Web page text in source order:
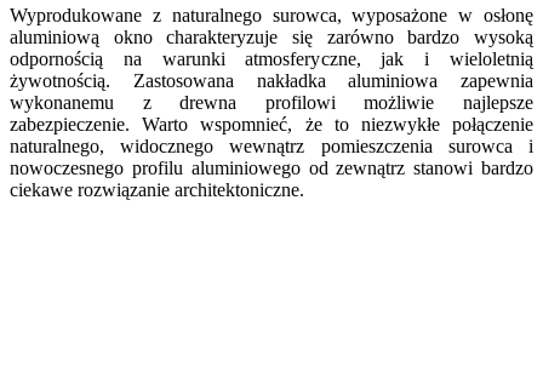
Wyprodukowane z naturalnego surowca, wyposażone w osłonę
aluminiową okno charakteryzuje się zarówno bardzo wysoką
odpornością na warunki atmosferyczne, jak i wieloletnią
żywotnością. Zastosowana nakładka aluminiowa zapewnia
wykonanemu z drewna profilowi możliwie najlepsze
zabezpieczenie. Warto wspomnieć, że to niezwykłe połączenie
naturalnego, widocznego wewnątrz pomieszczenia surowca i
nowoczesnego profilu aluminiowego od zewnątrz stanowi bardzo
ciekawe rozwiązanie architektoniczne.